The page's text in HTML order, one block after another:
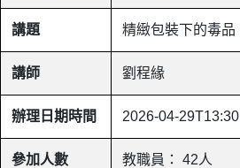
講題 精緻包裝下的毒品
講師 劉程緣
辦理日期時間 2026-04-29T13:30
參加人數 教職員： 42人